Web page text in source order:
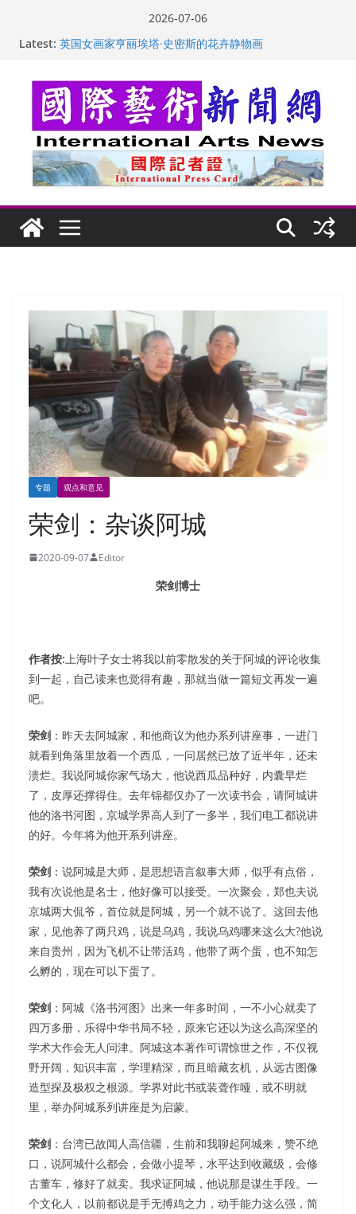
2026-07-06
Latest: “梵心”归处：一场展览 连着攀枝花的千里乡愁
美国人
玛丽安娜·卡拉切娃的绘画：幽默和难以言喻的快乐
苏方 ：“字”得其乐
专题 观点和意见
荣剑：杂谈阿城
2020-09-07 Editor
荣剑博士
作者按: 上海叶子女士将我以前零散发的关于阿城的评论收集
到一起，自己读来也觉得有趣，那就当做一篇短文再发一遍
吧。
荣剑 ：昨天去阿城家，和他商议为他办系列讲座事，一进门
就看到角落里放着一个西瓜，一问居然已放了近半年，还未
溃烂。我说阿城你家气场大，他说西瓜品种好，内囊早烂
了，皮厚还撑得住。去年锦都仅办了一次读书会，请阿城讲
他的洛书河图，京城学界高人到了一多半，我们电工都说讲
的好。今年将为他开系列讲座。
荣剑 ：说阿城是大师，是思想语言叙事大师，似乎有点俗，
我有次说他是名士，他好像可以接受。一次聚会，郑也夫说
京城两大侃爷，首位就是阿城，另一个就不说了。这回去他
家，见他养了两只鸡，说是乌鸡，我说乌鸡哪来这么大?他说
来自贵州，因为飞机不让带活鸡，他带了两个蛋，也不知怎
么孵的，现在可以下蛋了。
荣剑 ：阿城《洛书河图》出来一年多时间，一不小心就卖了
四万多册，乐得中华书局不轻，原来它还以为这么高深坚的
学术大作会无人问津。阿城这本著作可谓惊世之作，不仅视
野开阔，知识丰富，学理精深，而且暗藏玄机，从远古图像
造型探及极权之根源。学界对此书或装聋作哑，或不明就
里，举办阿城系列讲座是为启蒙。
荣剑 ：台湾已故闻人高信疆，生前和我聊起阿城来，赞不绝
口，说阿城什么都会，会做小提琴，水平达到收藏级，会修
古董车，修好了就卖。我求证阿城，他说那是谋生手段。一
个文化人，以前都说是手无搏鸡之力，动手能力这么强，简